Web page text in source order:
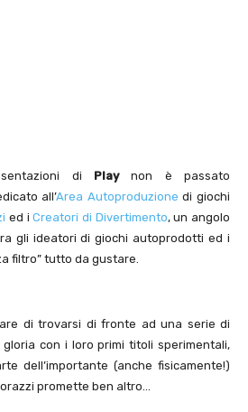
di Playnon è passato
all’Area Autoproduzione di giochi
ed iCreatori di Divertimento, un angolo
gli ideatori di giochi autoprodotti ed i
filtro” tutto da gustare.
di trovarsi di fronte ad una serie di
con i loro primi titoli sperimentali,
dell’importante (anche fisicamente!)
promette ben altro…